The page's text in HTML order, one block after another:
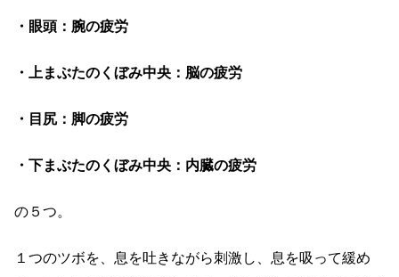
・眼頭：腕の疲労
・上まぶたのくぼみ中央：脳の疲労
・目尻：脚の疲労
・下まぶたのくぼみ中央：内臓の疲労
の５つ。
１つのツボを、息を吐きながら刺激し、息を吸って緩め